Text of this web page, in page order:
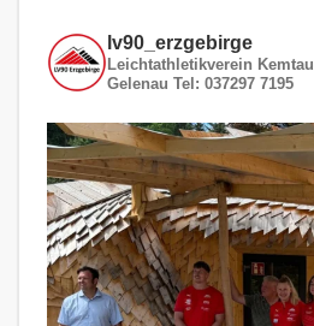
lv90_erzgebirge
Leichtathletikverein
Gelenau Tel: 037297 7195